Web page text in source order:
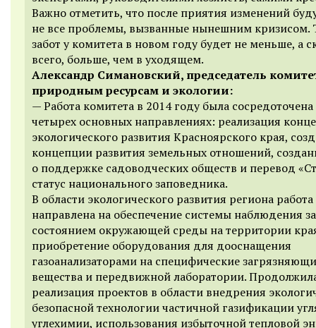
Важно отметить, что после приятия изменений
не все проблемы, вызванные нынешним кризисом.
забот у комитета в новом году будет не меньше, а
всего, больше, чем в уходящем.
Александр Симановский, председатель
природным ресурсам и экологии:
— Работа комитета в 2014 году была сосредоточена
четырех основных направлениях: реализация
экологического развития Красноярского края,
концепции развития земельных отношений,
о поддержке садоводческих обществ и перевод
статус национального заповедника.
В области экологического развития региона
направлена на обеспечение системы наблюдения за
состоянием окружающей среды на территории
приобретение оборудования для дооснащения
газоанализаторами на специфические
вещества и передвижной лаборатории.
реализация проектов в области внедрения
безопасной технологии частичной газификации
углехимии, использования избыточной тепловой